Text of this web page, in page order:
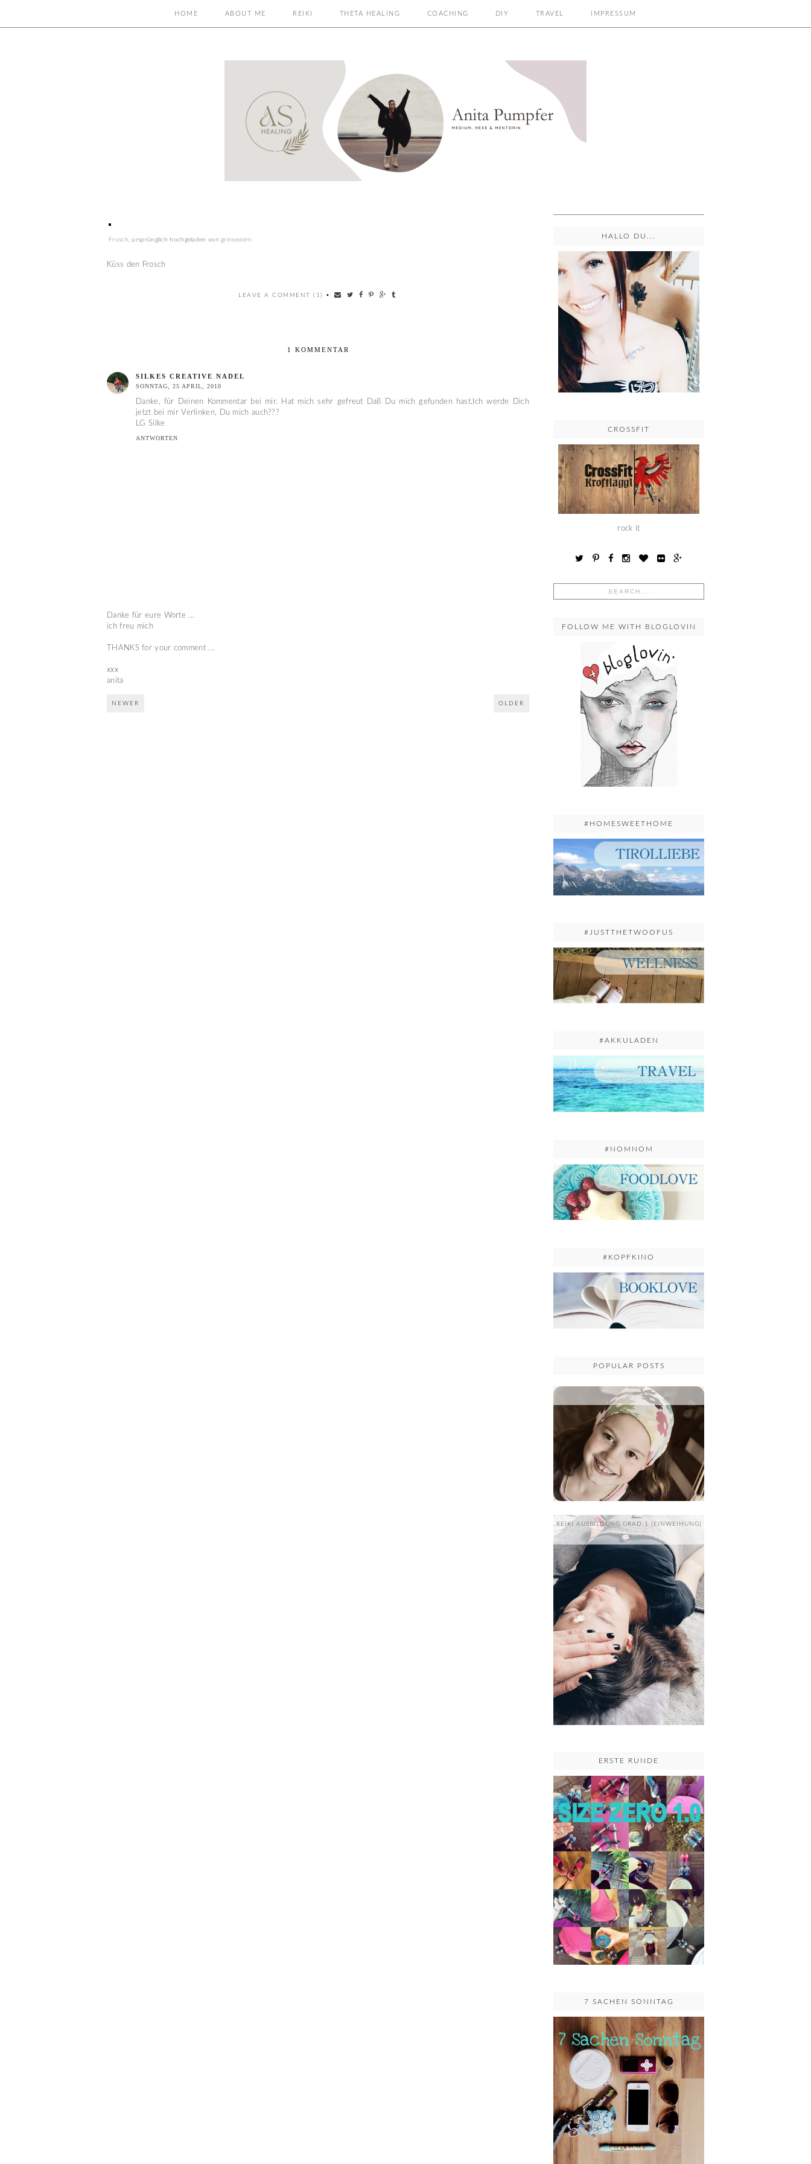
HOME ABOUT ME REIKI THETA HEALING COACHING DIY TRAVEL IMPRESSUM
Frosch, ursprünglich hochgeladen vongrinsestern
Küss den Frosch
LEAVE A COMMENT (1) •
1 KOMMENTAR
SILKES CREATIVE NADEL
SONNTAG, 25 APRIL, 2010
Danke, für Deinen Kommentar bei mir. Hat mich sehr gefreut Daß Du mich gefunden hast.Ich werde Dich
jetzt bei mir Verlinken, Du mich auch???
LG Silke
ANTWORTEN
Danke für eure Worte ...
ich freu mich
THANKS for your comment ...
xxx
anita
NEWER OLDER
HALLO DU...
CROSSFIT
rock it
FOLLOW ME WITH BLOGLOVIN
#HOMESWEETHOME
#JUSTTHETWOOFUS
#AKKULADEN
#NOMNOM
#KOPFKINO
POPULAR POSTS
...
REIKI AUSBILDUNG GRAD 1 {EINWEIHUNG}
....
ERSTE RUNDE
7 SACHEN SONNTAG